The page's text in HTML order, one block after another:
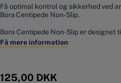
Få optimal kontrol og sikkerhed ved
Bora Centipede Non‑Slip.
Bora Centipede Non-Slip er designet
stabilitet på dit arbejdsbord.
brug af ekstra klemmer.
Få mere information
125,00 DKK